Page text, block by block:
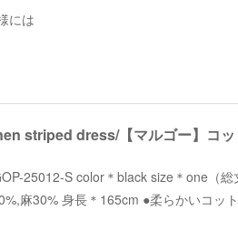
には
25012-S color＊black size＊one（
麻30% 身長＊165cm ●柔らかいコッ